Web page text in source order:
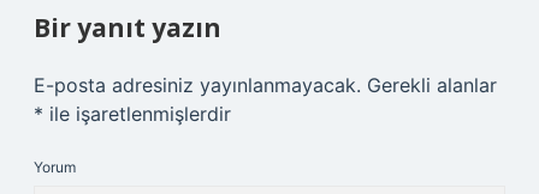
Bir yanıt yazın
E-posta adresiniz yayınlanmayacak. Gerekli alanlar
* ile işaretlenmişlerdir
Yorum